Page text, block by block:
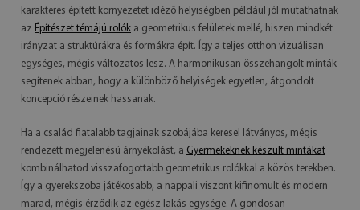
karakteres épített környezetet idéző helyiségben például jól mutathatnak
az Építészet témájú rolók a geometrikus felületek mellé, hiszen mindkét
irányzat a struktúrákra és formákra épít. Így a teljes otthon vizuálisan
egységes, mégis változatos lesz. A harmonikusan összehangolt minták
segítenek abban, hogy a különböző helyiségek egyetlen, átgondolt
koncepció részeinek hassanak.
Ha a család fiatalabb tagjainak szobájába keresel látványos, mégis
rendezett megjelenésű árnyékolást, a Gyermekeknek készült mintákat
kombinálhatod visszafogottabb geometrikus rolókkal a közös terekben.
Így a gyerekszoba játékosabb, a nappali viszont kifinomult és modern
marad, mégis érződik az egész lakás egysége. A gondosan